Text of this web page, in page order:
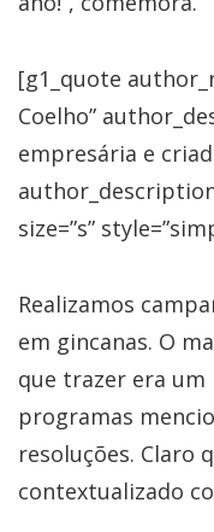
[g1_quote
Coelho”
empresária e
size=”s”
Realizamos
em gincanas. O
que trazer era um
programas
resoluções. Claro
contextualizado